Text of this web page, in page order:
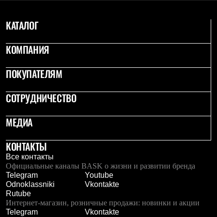
Аксессуары
Шапки
Балаклавы и маски
Повязки
Панамы
Перчатки и рукавицы
Рукавицы
Носки
Полезные аксессуары
Брелки
Ремни
Шевроны
Опушки
Термоковрики
Уход за одеждой
В Арктику
Коллекции
КАТАЛОГ
КОМПАНИЯ
ПОКУПАТЕЛЯМ
СОТРУДНИЧЕСТВО
МЕДИА
КОНТАКТЫ
Все контакты
Официальные каналы BASK о жизни и развитии бренда
Telegram
Youtube
Odnoklassniki
Vkontakte
Rutube
Интернет-магазин, розничные продажи: новинки и акции
Telegram
Vkontakte